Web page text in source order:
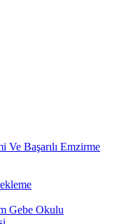
Ve Başarılı Emzirme
Gebe Okulu